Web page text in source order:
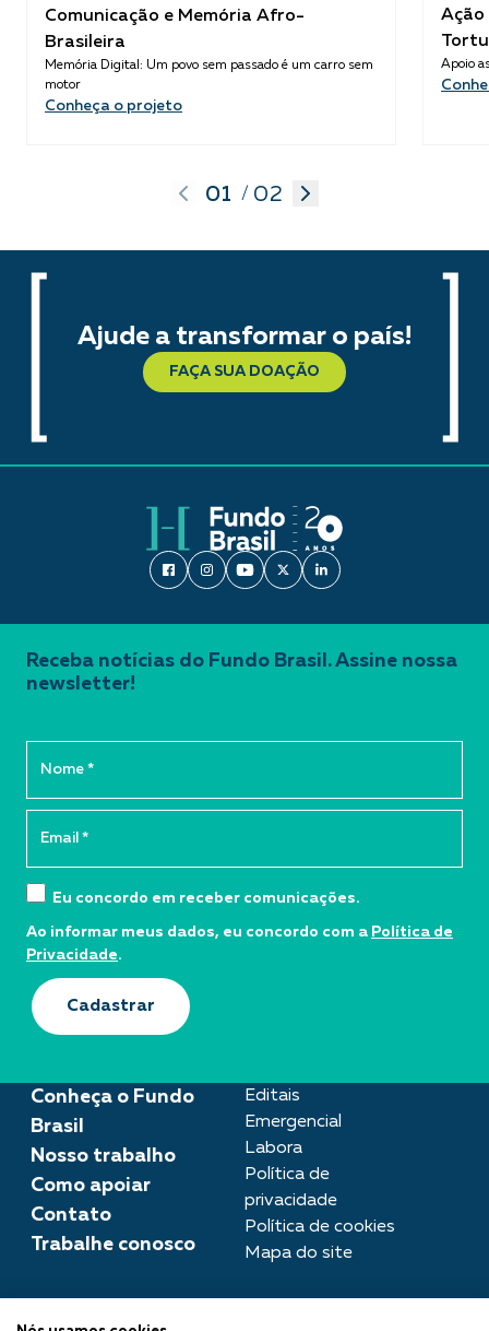
Comunicação e Memória Afro-
Brasileira
Memória Digital: Um povo sem passado é um carro sem
motor
Conheça o projeto
Ação
Apoio
01 / 02
Ajude a transformar o país!
FAÇA SUA DOAÇÃO
Conheça o Fundo
Brasil
Nosso trabalho
Como apoiar
Contato
Trabalhe conosco
Editais
Emergencial
Labora
Política de
privacidade
Política de cookies
Mapa do site
Receba notícias do Fundo Brasil. Assine nossa
newsletter!
Eu concordo em receber comunicações.
Ao informar meus dados, eu concordo com a Política de
Privacidade.
Cadastrar